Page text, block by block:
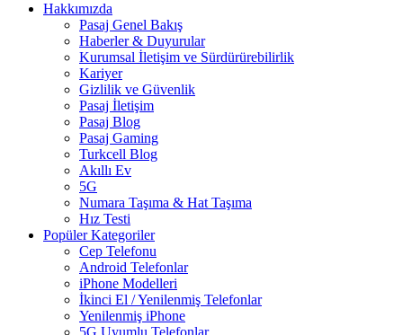
Hakkımızda
Pasaj Genel Bakış
Haberler & Duyurular
Kurumsal İletişim ve Sürdürürebilirlik
Kariyer
Gizlilik ve Güvenlik
Pasaj İletişim
Pasaj Blog
Pasaj Gaming
Turkcell Blog
Akıllı Ev
5G
Numara Taşıma & Hat Taşıma
Hız Testi
Popüler Kategoriler
Cep Telefonu
Android Telefonlar
iPhone Modelleri
İkinci El / Yenilenmiş Telefonlar
Yenilenmiş iPhone